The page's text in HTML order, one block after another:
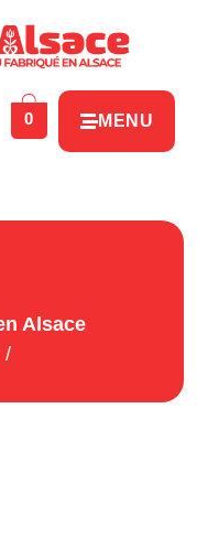
0 MENU
Alsace